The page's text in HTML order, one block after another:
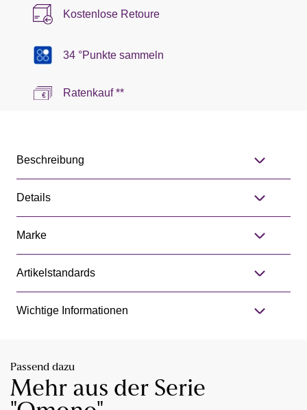
Kostenlose Retoure
34 °Punkte sammeln
Ratenkauf **
Beschreibung
Details
Marke
Artikelstandards
Wichtige Informationen
Passend dazu
Mehr aus der Serie